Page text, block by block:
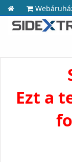
Ezt a